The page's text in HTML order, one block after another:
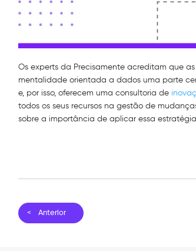
Os experts da Precisamente acreditam que
mentalidade orientada a dados uma parte
e, por isso, oferecem uma consultoria de
todos os seus recursos na gestão de
sobre a importância de aplicar essa
< Anterior